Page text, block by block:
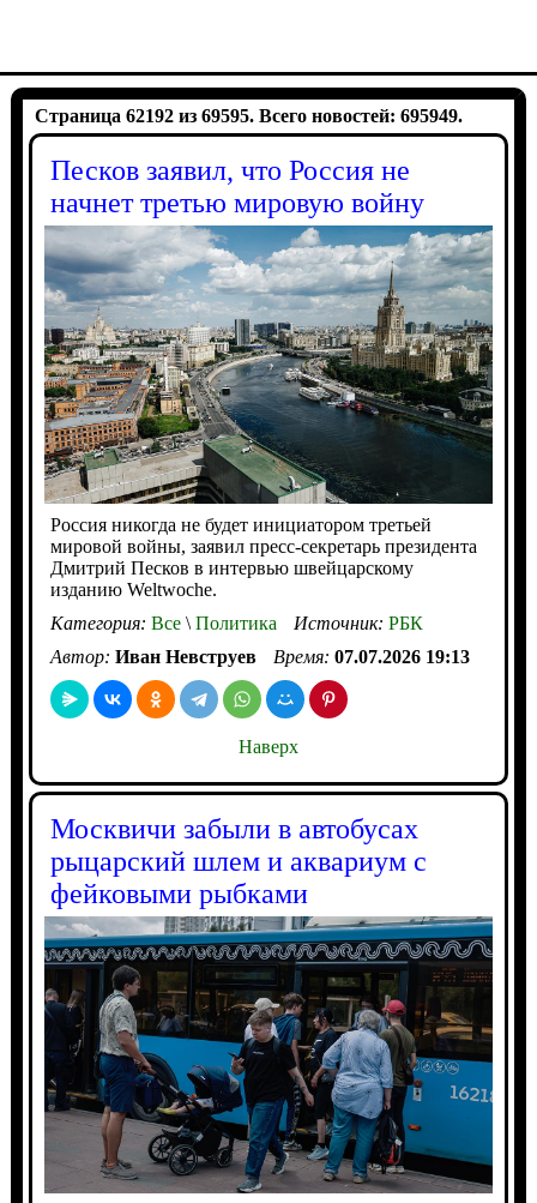
Страница 62192 из 69595. Всего новостей: 695949.
Песков заявил, что Россия не
начнет третью мировую войну
Россия никогда не будет инициатором третьей
мировой войны, заявил пресс-секретарь президента
Дмитрий Песков в интервью швейцарскому
изданию Weltwoche.
Категория: Все\Политика Источник: РБК
Автор: Иван Невструев Время: 07.07.2026 19:13
Наверх
Москвичи забыли в автобусах
рыцарский шлем и аквариум с
фейковыми рыбками